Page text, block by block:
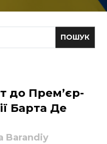
до Прем’єр-
Барта Де
Barandiy